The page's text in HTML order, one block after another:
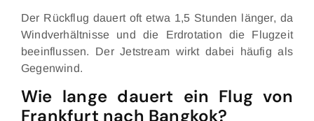
Der Rückflug dauert oft etwa 1,5 Stunden länger, da
Windverhältnisse und die Erdrotation die Flugzeit
beeinflussen. Der Jetstream wirkt dabei häufig als
Gegenwind.
Wie lange dauert ein Flug von
Frankfurt nach Bangkok?